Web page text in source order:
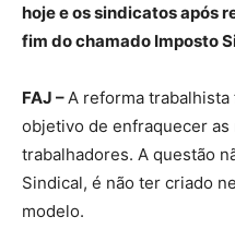
hoje e os sindicatos após
fim do chamado Imposto
FAJ –A reforma
objetivo de enfraquecer
trabalhadores. A questão
Sindical, é não ter criado
modelo.